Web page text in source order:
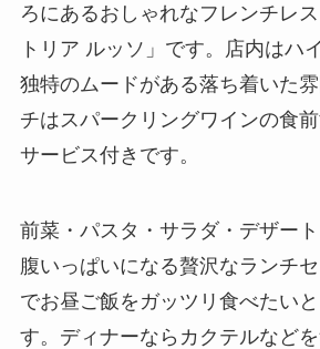
ろにあるおしゃれなフレンチレ
トリア ルッソ」です。店内はハ
独特のムードがある落ち着いた
チはスパークリングワインの食
サービス付きです。
前菜・パスタ・サラダ・デザー
腹いっぱいになる贅沢なランチ
でお昼ご飯をガッツリ食べたい
す。ディナーならカクテルなど